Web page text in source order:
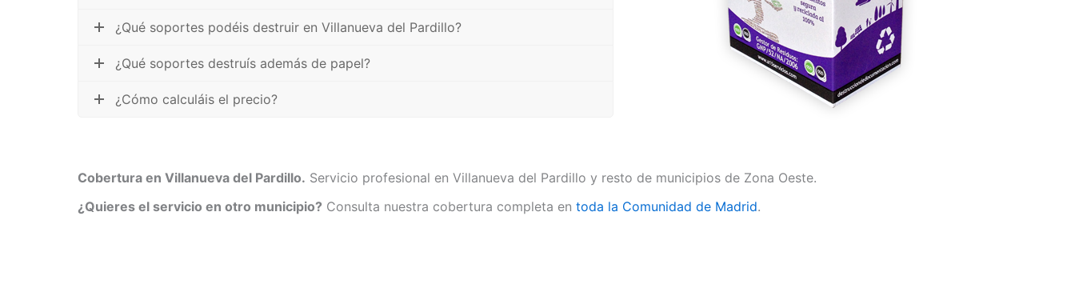
¿Qué soportes podéis destruir en Villanueva del Pardillo?
¿Qué soportes destruís además de papel?
¿Cómo calculáis el precio?
Cobertura en Villanueva del Pardillo. Servicio profesional en Villanueva del Pardillo y resto de municipios de Zona Oeste.
¿Quieres el servicio en otro municipio? Consulta nuestra cobertura completa en toda la Comunidad de Madrid.